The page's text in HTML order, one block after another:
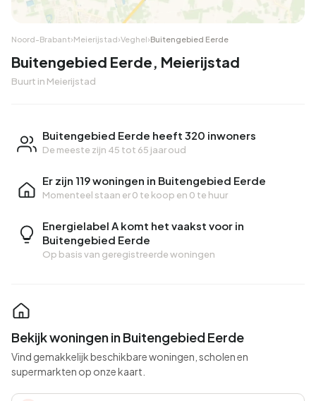
Noord-Brabant›Meierijstad›Veghel›Buitengebied Eerde
Buitengebied Eerde, Meierijstad
Buurt in Meierijstad
Buitengebied Eerde heeft 320 inwoners
De meeste zijn 45 tot 65 jaar oud
Er zijn 119 woningen in Buitengebied Eerde
Momenteel staan er0 te koop en 0 te huur
Energielabel A komt het vaakst voor in
Buitengebied Eerde
Op basis van geregistreerde woningen
Bekijk woningen in Buitengebied Eerde
Vind gemakkelijk beschikbare woningen, scholen en
supermarkten op onze kaart.